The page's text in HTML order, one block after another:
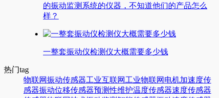
的振动监测系统的仪器，不知道他们的产品怎么
样？
一整套振动仪检测仪大概需要多少钱
热门tag
物联网振动传感器工业互联网 工业物联网 电机加速度传
感器振动位移传感器预测性维护温度传感器速度传感器